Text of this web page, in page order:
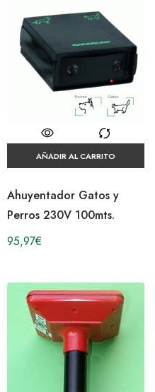
AÑADIR AL CARRITO
Ahuyentador Gatos y
Perros 230V 100mts.
95,97€